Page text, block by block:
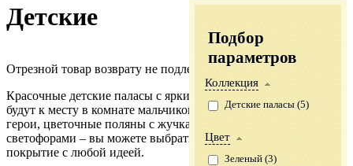
Подбор
параметров
Коллекция
Детские паласы (5)
Цвет
Зеленый (3)
Детские
Отрезной товар возврату не подлежит.
Красочные детские паласы с яркими рисунками непременно
будут к месту в комнате мальчиков и девочек. Мультяшные
герои, цветочные поляны с жучками-паучками, автодороги со
светофорами – вы можете выбрать в нашем каталоге
покрытие с любой идеей.